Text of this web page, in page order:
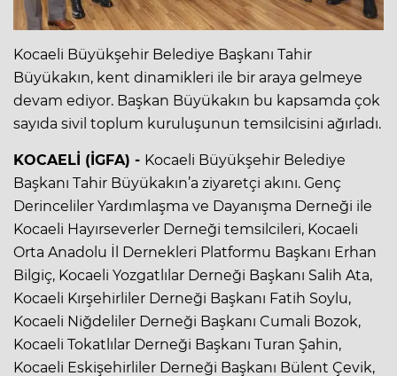
Kocaeli Büyükşehir Belediye Başkanı Tahir
Büyükakın, kent dinamikleri ile bir araya gelmeye
devam ediyor. Başkan Büyükakın bu kapsamda çok
sayıda sivil toplum kuruluşunun temsilcisini ağırladı.
KOCAELİ (İGFA) - Kocaeli Büyükşehir Belediye
Başkanı Tahir Büyükakın’a ziyaretçi akını. Genç
Derinceliler Yardımlaşma ve Dayanışma Derneği ile
Kocaeli Hayırseverler Derneği temsilcileri, Kocaeli
Orta Anadolu İl Dernekleri Platformu Başkanı Erhan
Bilgiç, Kocaeli Yozgatlılar Derneği Başkanı Salih Ata,
Kocaeli Kırşehirliler Derneği Başkanı Fatih Soylu,
Kocaeli Niğdeliler Derneği Başkanı Cumali Bozok,
Kocaeli Tokatlılar Derneği Başkanı Turan Şahin,
Kocaeli Eskişehirliler Derneği Başkanı Bülent Çevik,